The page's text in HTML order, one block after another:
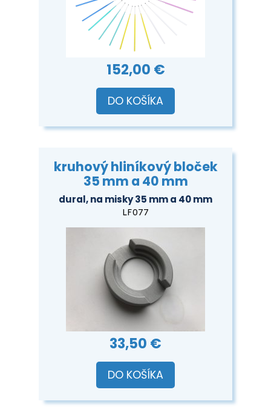
152,00 €
DO KOŠÍKA
kruhový hliníkový bloček
35 mm a 40 mm
dural, na misky 35 mm a 40 mm
LF077
33,50 €
DO KOŠÍKA